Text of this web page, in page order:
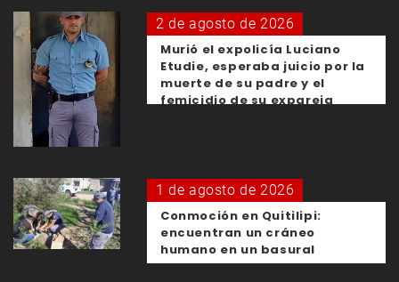
2 de agosto de 2026
Murió el expolicía Luciano
Etudie, esperaba juicio por la
muerte de su padre y el
femicidio de su expareja
1 de agosto de 2026
Conmoción en Quitilipi:
encuentran un cráneo
humano en un basural